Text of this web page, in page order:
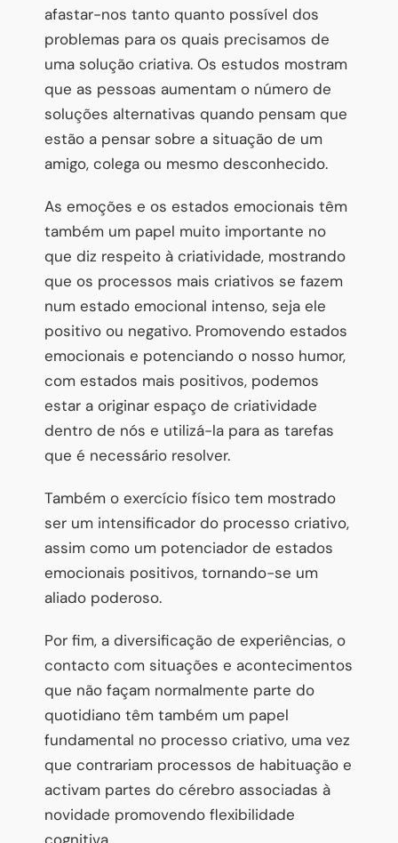
afastar-nos tanto quanto possível dos
problemas para os quais precisamos de
uma solução criativa. Os estudos mostram
que as pessoas aumentam o número de
soluções alternativas quando pensam que
estão a pensar sobre a situação de um
amigo, colega ou mesmo desconhecido.
As emoções e os estados emocionais têm
também um papel muito importante no
que diz respeito à criatividade, mostrando
que os processos mais criativos se fazem
num estado emocional intenso, seja ele
positivo ou negativo. Promovendo estados
emocionais e potenciando o nosso humor,
com estados mais positivos, podemos
estar a originar espaço de criatividade
dentro de nós e utilizá-la para as tarefas
que é necessário resolver.
Também o exercício físico tem mostrado
ser um intensificador do processo criativo,
assim como um potenciador de estados
emocionais positivos, tornando-se um
aliado poderoso.
Por fim, a diversificação de experiências, o
contacto com situações e acontecimentos
que não façam normalmente parte do
quotidiano têm também um papel
fundamental no processo criativo, uma vez
que contrariam processos de habituação e
activam partes do cérebro associadas à
novidade promovendo flexibilidade